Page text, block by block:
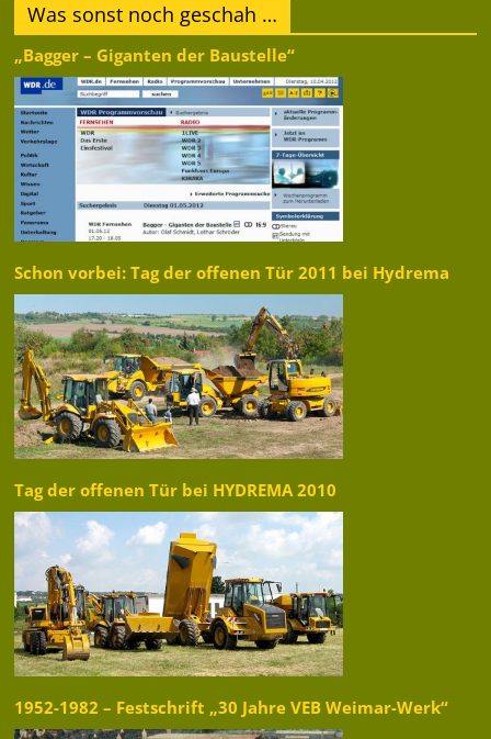
Was sonst noch geschah …
„Bagger – Giganten der Baustelle“
Schon vorbei: Tag der offenen Tür 2011 bei Hydrema
Tag der offenen Tür bei HYDREMA 2010
1952-1982 – Festschrift „30 Jahre VEB Weimar-Werk“